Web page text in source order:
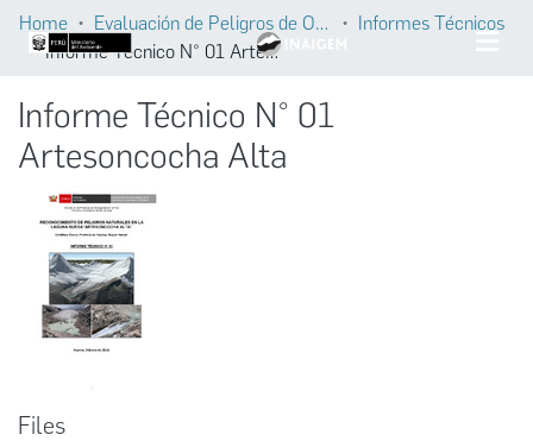
Home Evaluación de Peligros de Origen Glaciar
Informes Técnicos
Informe Técnico N° 01 Artesoncocha Alta
Informe Técnico N° 01
Artesoncocha Alta
Files